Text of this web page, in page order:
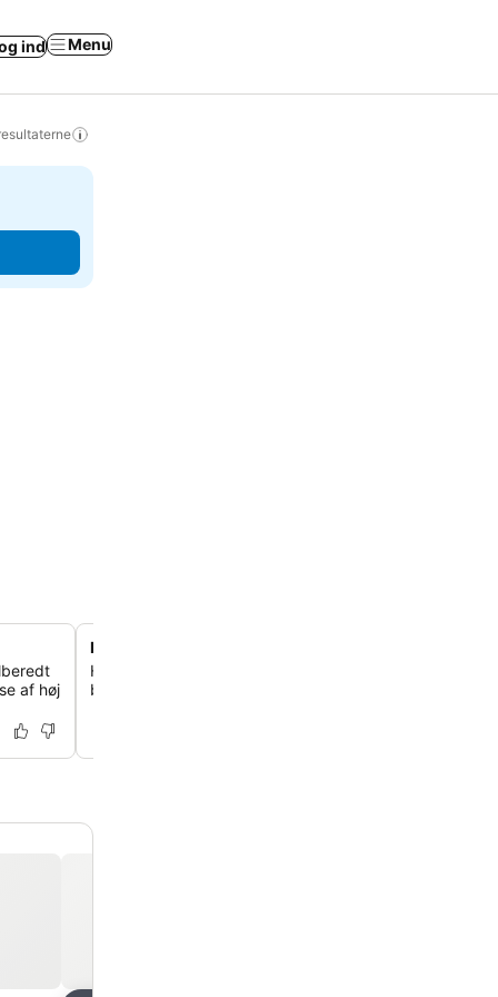
ind Menu
af høj
Ikonisk arkitektonisk vartegn
Hotellet skiller sig ud med sit moderne, avantgarde
bidrager betydeligt til Barcelonas skyline.